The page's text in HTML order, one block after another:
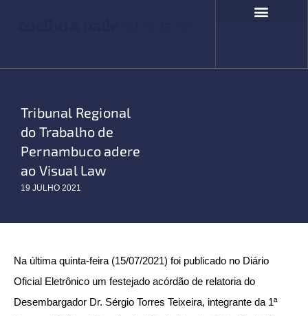
Tribunal Regional
do Trabalho de
Pernambuco adere
ao Visual Law
19 JULHO 2021
Na última quinta-feira (15/07/2021) foi publicado no Diário
Oficial Eletrônico um festejado acórdão de relatoria do
Desembargador Dr. Sérgio Torres Teixeira, integrante da 1ª